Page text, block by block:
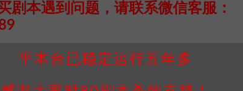
服补发！！！网盘不限速下载神器→
，仅供学习研究使用，请勿用于商业用途!任何人访问、浏
条约约束，并遵守所有适用的法律法规。
权或权利人。如有侵权，请发邮件通知并提供相关证实资料
剧本遇到问题，请联系微信客服：
平本台已稳定运行五年多